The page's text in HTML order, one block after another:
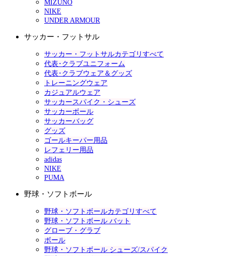
MIZUNO
NIKE
UNDER ARMOUR
サッカー・フットサル
サッカー・フットサルカテゴリすべて
代表･クラブユニフォーム
代表･クラブウェア＆グッズ
トレーニングウェア
カジュアルウェア
サッカースパイク・シューズ
サッカーボール
サッカーバッグ
グッズ
ゴールキーパー用品
レフェリー用品
adidas
NIKE
PUMA
野球・ソフトボール
野球・ソフトボールカテゴリすべて
野球・ソフトボール バット
グローブ・グラブ
ボール
野球・ソフトボール シューズ/スパイク